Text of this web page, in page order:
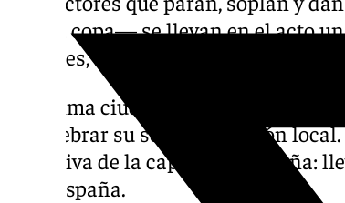
ni una copa— se llevan en el acto
trámites, sin inscripción previa.
La última ciudad en aplicarlo ha
de celebrar su séptima edición
exclusiva de la capital extremeña:
toda España.